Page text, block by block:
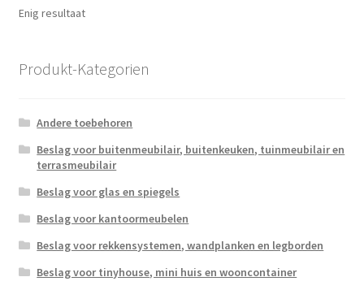
Enig resultaat
Produkt-Kategorien
Andere toebehoren
Beslag voor buitenmeubilair, buitenkeuken, tuinmeubilair en
terrasmeubilair
Beslag voor glas en spiegels
Beslag voor kantoormeubelen
Beslag voor rekkensystemen, wandplanken en legborden
Beslag voor tinyhouse, mini huis en wooncontainer